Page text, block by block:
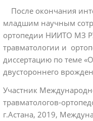
После окончания
младшим научным
ортопедии НИИТО МЗ
травматологии и
диссертацию по теме
двустороннего
Участник
травматологов-
г.Астана, 2019,